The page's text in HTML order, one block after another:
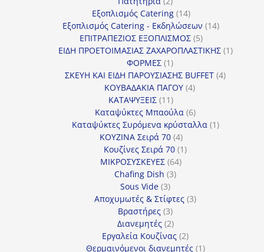
προϊόντα
Εξοπλισμός Catering 1414
προϊόντα
Εξοπλισμός Catering - Εκδηλώσεων 1414
ΕΠΙΤΡΑΠΕΖΙΟΣ ΕΞΟΠΛΙΣΜΟΣ 55
προϊόντα
ΕΙΔΗ ΠΡΟΕΤΟΙΜΑΣΙΑΣ ΖΑΧΑΡΟΠΛΑΣΤΙΚΗΣ 11
ΦΟΡΜΕΣ 11
προϊόν
ΣΚΕΥΗ ΚΑΙ ΕΙΔΗ ΠΑΡΟΥΣΙΑΣΗΣ BUFFET 44
ΚΟΥΒΑΔΑΚΙΑ ΠΑΓΟΥ 44
ΚΑΤΑΨΥΞΕΙΣ 1111
προϊόντα
Καταψύκτες Μπαούλα 66
προϊόντα
Καταψύκτες Συρόμενα κρύσταλλα 11
ΚΟΥΖΙΝΑ Σειρά 70 44
προϊόντα
Κουζίνες Σειρά 70 11
ΜΙΚΡΟΣΥΣΚΕΥΕΣ 6464
Chafing Dish 33
Sous Vide 33
προϊόντα
Αποχυμωτές & Στίφτες 33
Βραστήρες 33
προϊόντα
Διανεμητές 22
προϊόντα
Εργαλεία Κουζίνας 22
προϊόντα
Θερμαινόμενοι διανεμητές 11